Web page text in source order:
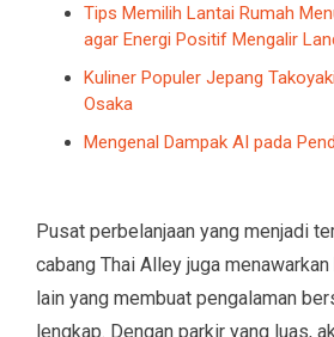
Tips Memilih Lantai Rumah
agar Energi Positif Mengalir
Kuliner Populer Jepang
Osaka
Mengenal Dampak AI pada
Pusat perbelanjaan yang menjadi
cabang Thai Alley juga
lain yang membuat pengalaman
lengkap. Dengan parkir yang luas,